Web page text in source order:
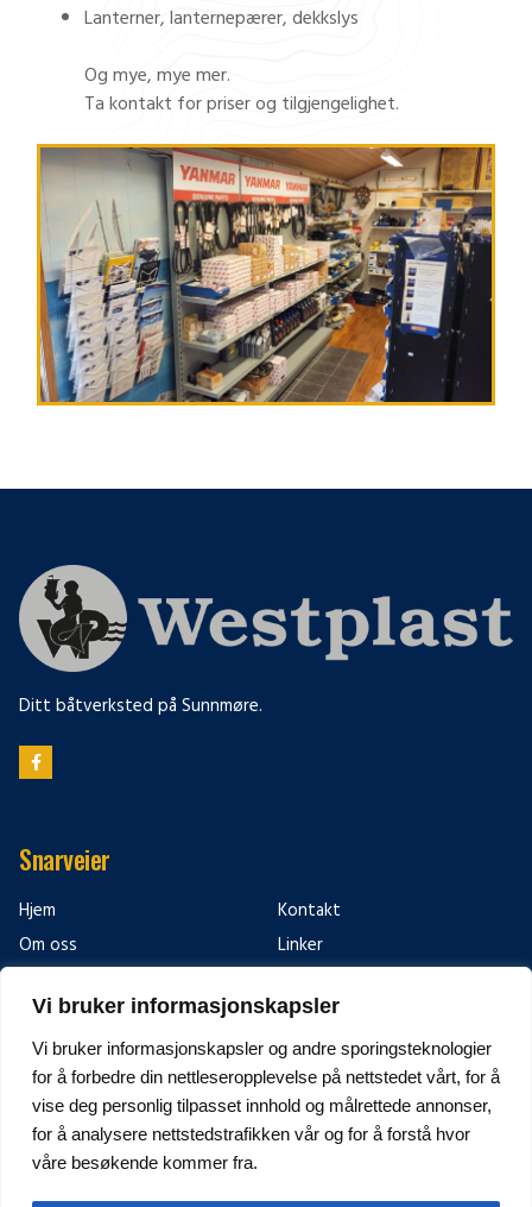
Vi bruker informasjonskapsler
Vi bruker informasjonskapsler og andre sporingsteknologier
for å forbedre din nettleseropplevelse på nettstedet vårt, for å
vise deg personlig tilpasset innhold og målrettede annonser,
for å analysere nettstedstrafikken vår og for å forstå hvor
våre besøkende kommer fra.
Lanterner, lanternepærer, dekkslys
Og mye, mye mer.
Ta kontakt for priser og tilgjengelighet.
Ditt båtverksted på Sunnmøre.
Snarveier
Hjem
Om oss
Kontakt
Linker
Kontakt
Leinevegen 61 6094 Leinøy Norway
+47 70 08 04 00
post@westplast.no